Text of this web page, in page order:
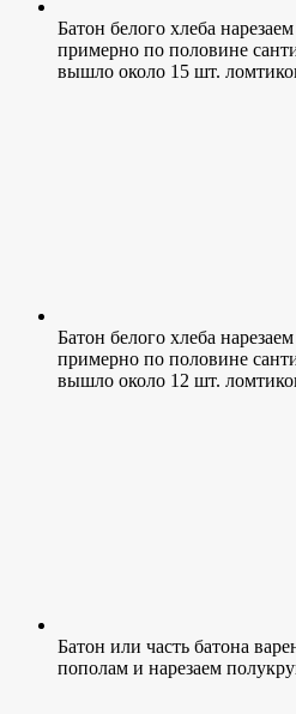
Батон белого хлеба
примерно по половине
вышло около 15 шт.
Батон белого хлеба
примерно по половине
вышло около 12 шт.
Батон или часть батона
пополам и нарезаем